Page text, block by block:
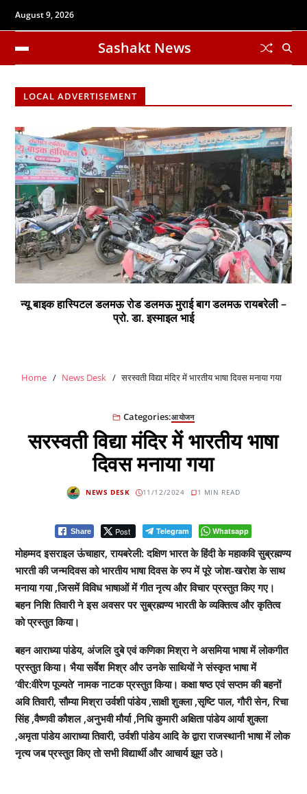
August 9, 2026
Sashakt News
LOCAL ADVERTISEMENT
न्यू बाइक हास्पिटल डलमऊ रोड डलमऊ मुराई बाग डलमऊ रायबरेली –
प्रो. डा. इस्माइल भाई
Home News Desk सरस्वती विद्या मंदिर में भारतीय भाषा दिवस मनाया गया
Categories:आयोजन
सरस्वती विद्या मंदिर में भारतीय भाषा
दिवस मनाया गया
NEWS DESK 11/12/2024 1 MIN READ
Share Post Telegram Whatsapp
मोहम्मद इसराइल ऊंचाहार, रायबरेली: दक्षिण भारत के हिंदी के महाकवि सुब्रह्मण्य
भारती की जन्मदिवस को भारतीय भाषा दिवस के रुप में पूरे जोश-खरोश के साथ
मनाया गया ,जिसमें विविध भाषाओं में गीत नृत्य और विचार प्रस्तुत किए गए।
बहन निशि तिवारी ने इस अवसर पर सुब्रह्मण्य भारती के व्यक्तित्व और कृतित्व
को प्रस्तुत किया।
बहन आराध्या पांडेय, अंजलि दुबे एवं कणिका मिश्रा ने असमिया भाषा में लोकगीत
प्रस्तुत किया। भैया सर्वेश मिश्र और उनके साथियों ने संस्कृत भाषा में
‘वीर:वीरेण पूज्यते’ नामक नाटक प्रस्तुत किया। कक्षा षष्ठ एवं सप्तम की बहनों
अवि तिवारी, सौम्या मिश्रा उर्वशी पांडेय ,साक्षी शुक्ला ,सृष्टि पाल, गौरी सेन, रिचा
सिंह ,वैष्णवी कौशल ,अनुभवी मौर्या ,निधि कुमारी अक्षिता पांडेय आर्या शुक्ला
,अमृता पांडेय आराध्या तिवारी, उर्वशी पांडेय आदि के द्वारा राजस्थानी भाषा में लोक
नृत्य जब प्रस्तुत किए तो सभी विद्यार्थी और आचार्य झूम उठे।